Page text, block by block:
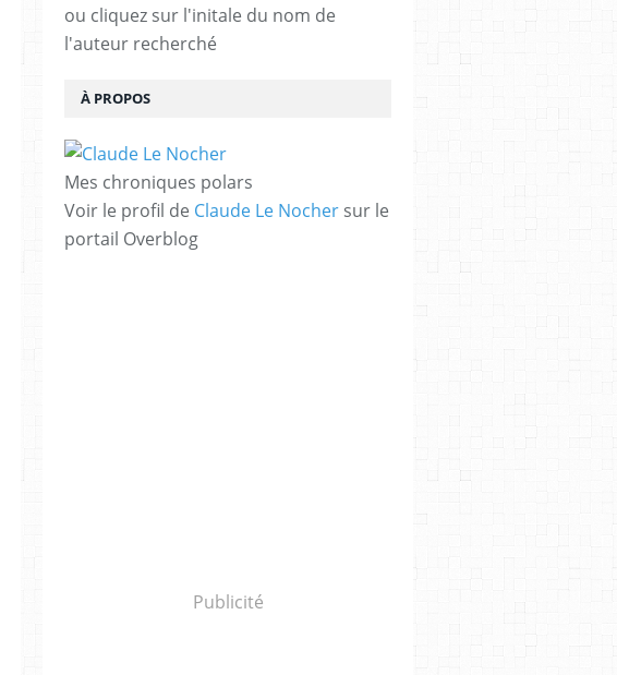
ou cliquez sur l'initale du nom de
l'auteur recherché
À PROPOS
Mes chroniques polars
Voir le profil de Claude Le Nocher sur le
portail Overblog
Publicité